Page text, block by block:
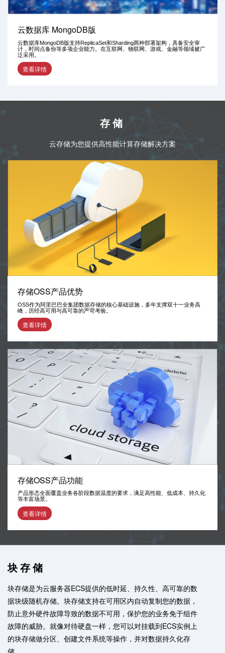
云数据库 MongoDB版
云数据库MongoDB版支持ReplicaSet和Sharding两种部署架构，具备安全审
计，时间点备份等多项企业能力。在互联网、物联网、游戏、金融等领域被广
泛采用。
查看详情
存储
云存储为您提供高性能计算存储解决方案
存储OSS产品优势
OSS作为阿里巴巴全集团数据存储的核心基础设施，多年支撑双十一业务高
峰，历经高可用与高可靠的严苛考验。
查看详情
存储OSS产品功能
产品形态全面覆盖业务各阶段数据温度的要求，满足高性能、低成本、持久化
等丰富场景。
查看详情
块存储
块存储是为云服务器ECS提供的低时延、持久性、高可靠的数
据块级随机存储。块存储支持在可用区内自动复制您的数据，
防止意外硬件故障导致的数据不可用，保护您的业务免于组件
故障的威胁。就像对待硬盘一样，您可以对挂载到ECS实例上
的块存储做分区、创建文件系统等操作，并对数据持久化存
储。